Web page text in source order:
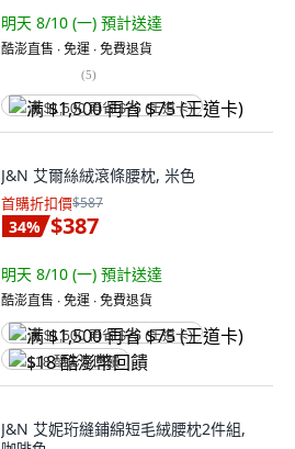
明天 8/10 (一) 預計送達
酷澎直售 ∙ 免運 ∙ 免費退貨
(5)
满 $1,500 再省 $75 (王道卡)
J&N 艾爾絲絨滾條腰枕, 米色
首購折扣價$587
34% $387
明天 8/10 (一) 預計送達
酷澎直售 ∙ 免運 ∙ 免費退貨
满 $1,500 再省 $75 (王道卡)
$18 酷澎幣回饋
J&N 艾妮珩縫鋪綿短毛絨腰枕2件組,